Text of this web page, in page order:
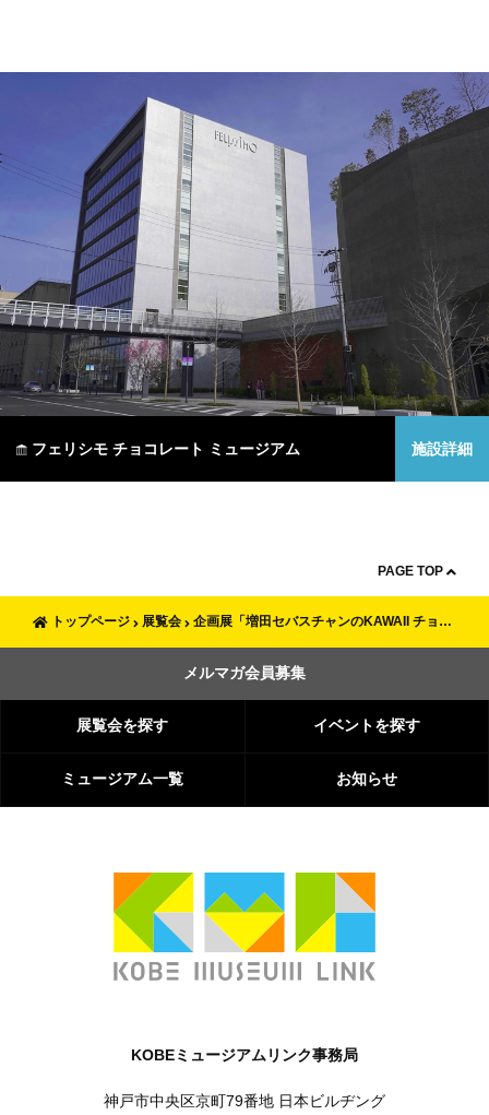
フェリシモ チョコレート ミュージアム 施設詳細
PAGE TOP
トップページ 展覧会 企画展「増田セバスチャンのKAWAII チョコレートマジック」
メルマガ会員募集
展覧会を探す イベントを探す
ミュージアム一覧 お知らせ
KOBEミュージアムリンク事務局
神戸市中央区京町79番地 日本ビルヂング